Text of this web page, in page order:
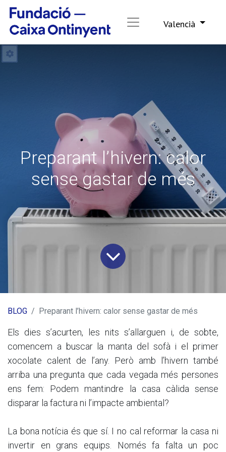
Valencià
Preparant l’hivern: calor
sense gastar de més
BLOG Preparant l’hivern: calor sense gastar de més
Els dies s’acurten, les nits s’allarguen i, de sobte,
comencem a buscar la manta del sofà i el primer
xocolate calent de l’any. Però amb l’hivern també
arriba una pregunta que cada vegada més persones
ens fem: Podem mantindre la casa càlida sense
disparar la factura ni l’impacte ambiental?
La bona notícia és que sí. I no cal reformar la casa ni
invertir en grans equips. Només fa falta un poc